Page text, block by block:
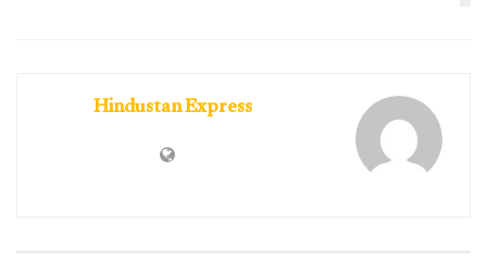
Hindustan Express